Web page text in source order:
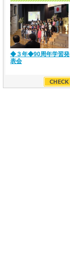
◆３年◆90周年学習発
表会